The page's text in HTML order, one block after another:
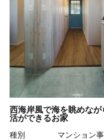
西海岸風で海を眺めなが
活ができるお家
種別
マンション事